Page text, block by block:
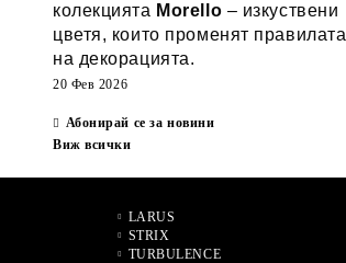
колекцията Morello – изкуствени
цветя, които променят правилата
на декорацията.
20 Фев 2026
Абонирай се за новини
Виж всички
LARUS
STRIX
TURBULENCE